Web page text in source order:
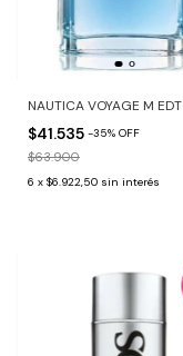
NAUTICA VOYAGE M EDT
$41.535 -35% OFF
$63.900
6 x $6.922,50 sin interés